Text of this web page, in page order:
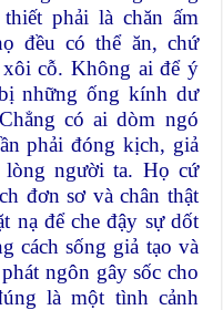
phải là chăn ấm
đều có thể ăn, chứ
cỗ. Không ai để ý
những ống kính dư
có ai dòm ngó
phải đóng kịch, giả
người ta. Họ cứ
đơn sơ và chân thật
nạ để che đậy sự dốt
cách sống giả tạo và
ngôn gây sốc cho
là một tình cảnh